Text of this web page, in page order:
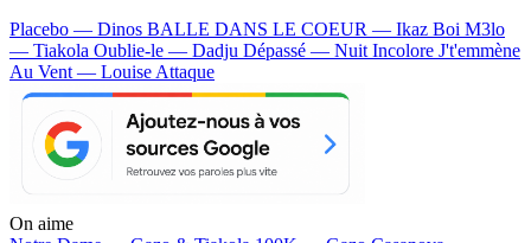
Placebo — Dinos BALLE DANS LE COEUR — Ikaz Boi M3lo
— Tiakola Oublie-le — Dadju Dépassé — Nuit Incolore J't'emmène
Au Vent — Louise Attaque
On aime